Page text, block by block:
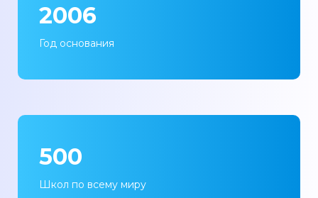
2006
Год основания
500
Школ по всему миру